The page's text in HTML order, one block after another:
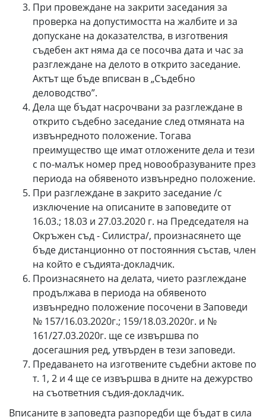
При провеждане на закрити заседания за
проверка на допустимостта на жалбите и за
допускане на доказателства, в изготвения
съдебен акт няма да се посочва дата и час за
разглеждане на делото в открито заседание.
Актът ще бъде вписван в „Съдебно
деловодство”.
Дела ще бъдат насрочвани за разглеждане в
открито съдебно заседание след отмяната на
извънредното положение. Тогава
преимущество ще имат отложените дела и тези
с по-малък номер пред новообразуваните през
периода на обявеното извънредно положение.
При разглеждане в закрито заседание /с
изключение на описаните в заповедите от
16.03.; 18.03 и 27.03.2020 г. на Председателя на
Окръжен съд - Силистра/, произнасянето ще
бъде дистанционно от постоянния състав, член
на който е съдията-докладчик.
Произнасянето на делата, чието разглеждане
продължава в периода на обявеното
извънредно положение посочени в Заповеди
№ 157/16.03.2020г.; 159/18.03.2020г. и №
161/27.03.2020г. ще се извършва по
досегашния ред, утвърден в тези заповеди.
Предаването на изготвените съдебни актове по
т. 1, 2 и 4 ще се извършва в дните на дежурство
на съответния съдия-докладчик.
Вписаните в заповедта разпоредби ще бъдат в сила